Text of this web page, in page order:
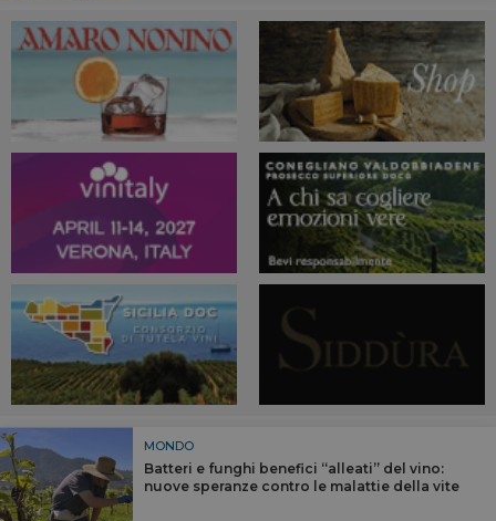
MONDO
Batteri e funghi benefici “alleati” del vino:
nuove speranze contro le malattie della vite